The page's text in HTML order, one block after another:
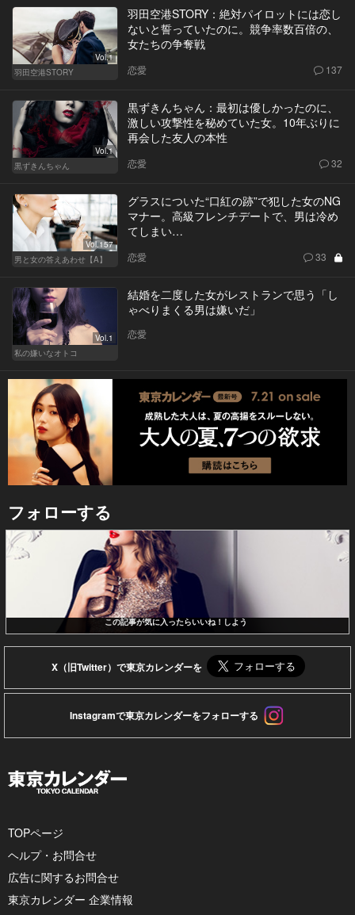
Vol.1
羽田空港STORY
羽田空港STORY：絶対パイロットには恋し
ないと誓っていたのに。競争率数百倍の、
女たちの争奪戦
恋愛 137
Vol.1
黒ずきんちゃん
黒ずきんちゃん：最初は優しかったのに、
激しい攻撃性を秘めていた女。10年ぶりに
再会した友人の本性
恋愛 32
Vol.157
男と女の答えあわせ【A】
グラスについた“口紅の跡”で犯した女のNG
マナー。高級フレンチデートで、男は冷め
てしまい…
恋愛 33
Vol.1
私の嫌いなオトコ
結婚を二度した女がレストランで思う「し
ゃべりまくる男は嫌いだ」
恋愛
フォローする
この記事が気に入ったらいいね！しよう
X（旧Twitter）で東京カレンダーを
Instagramで東京カレンダーをフォローする
TOPページ
ヘルプ・お問合せ
広告に関するお問合せ
東京カレンダー 企業情報